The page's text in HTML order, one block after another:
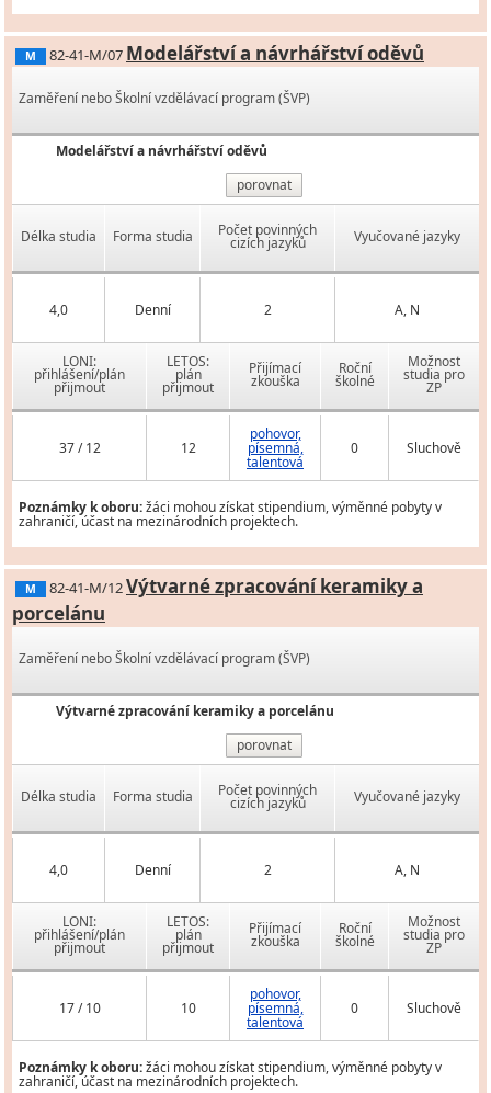
M 82-41-M/07 Modelářství a návrhářství oděvů
Zaměření nebo Školní vzdělávací program (ŠVP)
Modelářství a návrhářství oděvů
porovnat
Délka studia Forma studia Počet povinných
cizích jazyků Vyučované jazyky
4,0 Denní 2 A, N
LONI:
přihlášení/plán
přijmout
LETOS:
plán
přijmout
Přijímací
zkouška
Roční
školné
Možnost
studia pro
ZP
37 / 12 12
pohovor,
písemná,
talentová
0 Sluchově
Poznámky k oboru:žáci mohou získat stipendium, výměnné pobyty v
zahraničí, účast na mezinárodních projektech.
M 82-41-M/12Výtvarné zpracování keramiky a
porcelánu
Zaměření nebo Školní vzdělávací program (ŠVP)
Výtvarné zpracování keramiky a porcelánu
porovnat
Délka studia Forma studia Počet povinných
cizích jazyků Vyučované jazyky
4,0 Denní 2 A, N
LONI:
přihlášení/plán
přijmout
LETOS:
plán
přijmout
Přijímací
zkouška
Roční
školné
Možnost
studia pro
ZP
17 / 10 10
pohovor,
písemná,
talentová
0 Sluchově
Poznámky k oboru:žáci mohou získat stipendium, výměnné pobyty v
zahraničí, účast na mezinárodních projektech.